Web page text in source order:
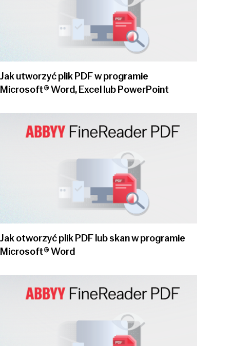
Jak utworzyć plik PDF w programie
Microsoft® Word, Excel lub PowerPoint
Jak otworzyć plik PDF lub skan w programie
Microsoft® Word